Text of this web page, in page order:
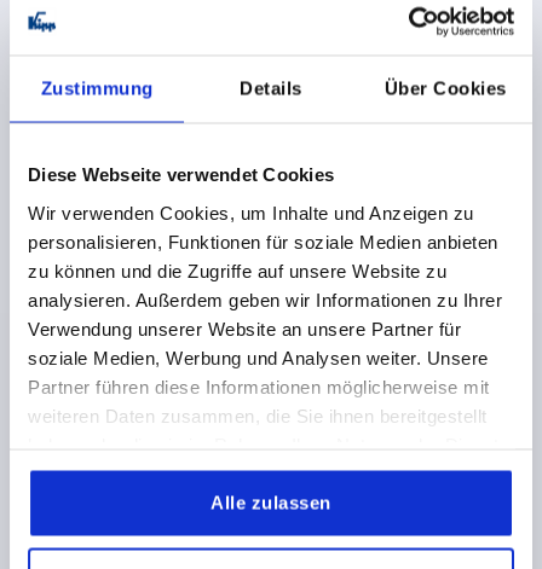
Zustimmung Details Über Cookies
Diese Webseite verwendet Cookies
Wir verwenden Cookies, um Inhalte und Anzeigen zu
personalisieren, Funktionen für soziale Medien anbieten
zu können und die Zugriffe auf unsere Website zu
analysieren. Außerdem geben wir Informationen zu Ihrer
Verwendung unserer Website an unsere Partner für
soziale Medien, Werbung und Analysen weiter. Unsere
Partner führen diese Informationen möglicherweise mit
weiteren Daten zusammen, die Sie ihnen bereitgestellt
gesammelt haben.
Alle zulassen
HANDRAD D1=83 INNENGEWINDE D2=M16,
AUSSENDURCHMESSER=83
BEFESTIGUNGSBOHRUNG=M16
AUSFÜHRUNG 1=INNENGEWINDE
D3=35
D4=31,5
H2=14
L1=28 HÖHE=40
Bestellnummer: K0184.83116
DETAILS